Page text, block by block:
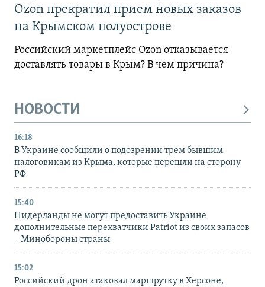
Ozon прекратил прием новых заказов
на Крымском полуострове
Российский маркетплейс Ozon отказывается
доставлять товары в Крым? В чем причина?
НОВОСТИ
16:18
В Украине сообщили о подозрении трем бывшим
налоговикам из Крыма, которые перешли на сторону
РФ
15:40
Нидерланды не могут предоставить Украине
дополнительные перехватчики Patriot из своих запасов
– Минобороны страны
15:02
Российский дрон атаковал маршрутку в Херсоне,